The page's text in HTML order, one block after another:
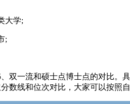
大学;
;
双一流和硕士点博士点的对比
线和位次对比，大家可以按照